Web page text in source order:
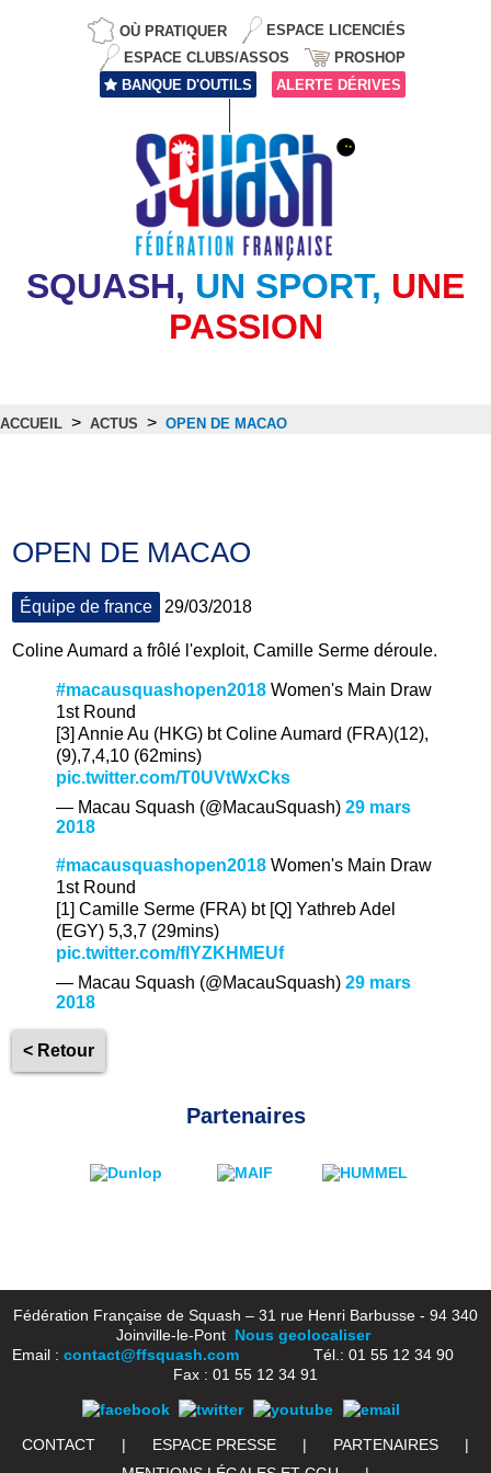
OÙ PRATIQUER
ESPACE LICENCIÉS
ESPACE CLUBS/ASSOS
PROSHOP
BANQUE D'OUTILS
ALERTE DÉRIVES
SQUASH, UN SPORT, UNE
PASSION
ACCUEIL > ACTUS > OPEN DE MACAO
OPEN DE MACAO
Équipe de france 29/03/2018
Coline Aumard a frôlé l'exploit, Camille Serme déroule.
#macausquashopen2018 Women's Main Draw
1st Round
[3] Annie Au (HKG) bt Coline Aumard (FRA)(12),
(9),7,4,10 (62mins)
pic.twitter.com/T0UVtWxCks
— Macau Squash (@MacauSquash)29 mars
2018
#macausquashopen2018 Women's Main Draw
1st Round
[1] Camille Serme (FRA) bt [Q] Yathreb Adel
(EGY) 5,3,7 (29mins)
pic.twitter.com/flYZKHMEUf
— Macau Squash (@MacauSquash)29 mars
2018
< Retour
Partenaires
Fédération Française de Squash – 31 rue Henri Barbusse - 94 340
Joinville-le-Pont Nous geolocaliser
Email : contact@ffsquash.comTél.: 01 55 12 34 90
Fax : 01 55 12 34 91
CONTACT | ESPACE PRESSE | PARTENAIRES
|